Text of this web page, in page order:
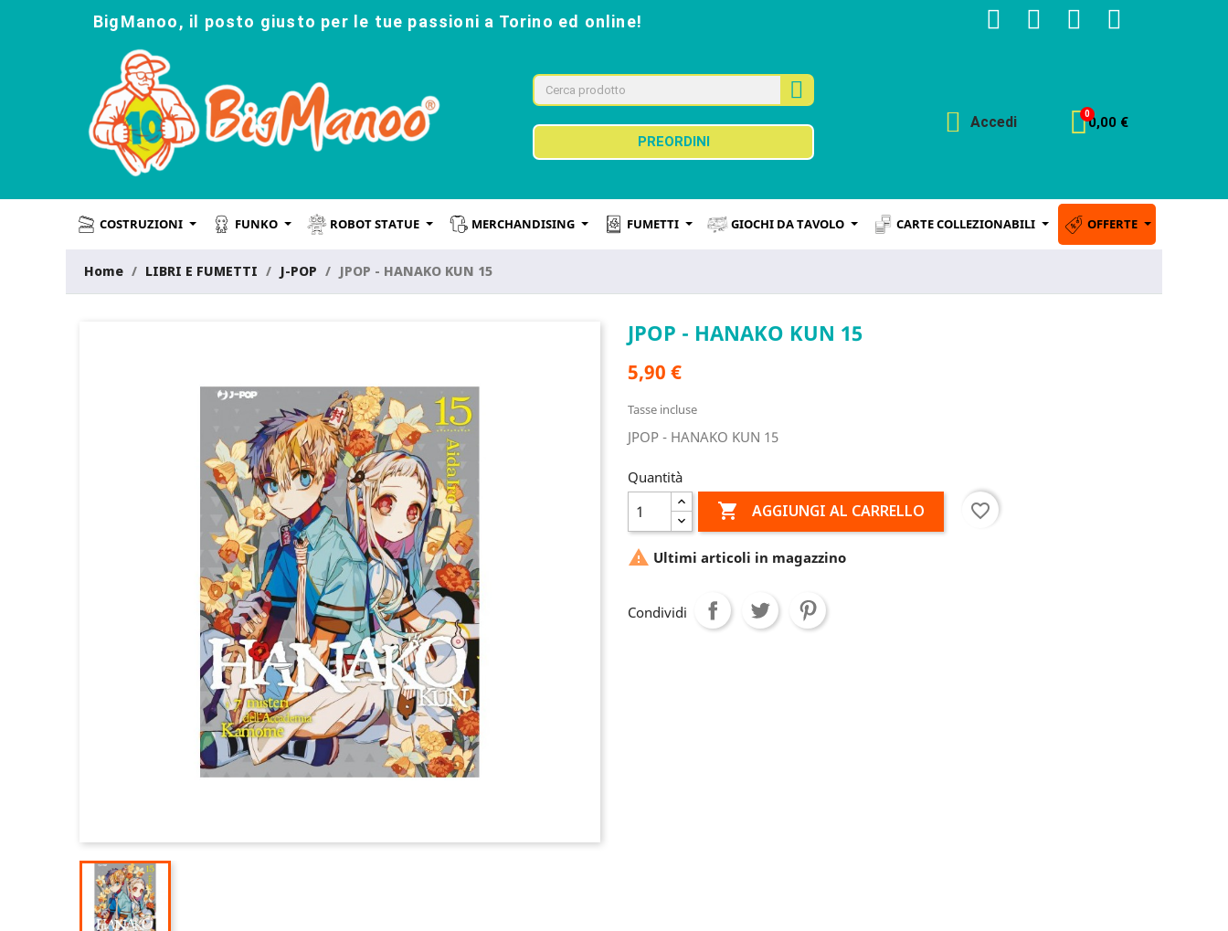
BigManoo, il posto giusto per le tue passioni a Torino ed online!
PREORDINI
Accedi 0,00 €
COSTRUZIONI FUNKO ROBOT STATUE MERCHANDISING FUMETTI GIOCHI DA TAVOLO CARTE COLLEZIONABILI OFFERTE
Home LIBRI E FUMETTI J-POP JPOP - HANAKO KUN 15
JPOP - HANAKO KUN 15
5,90 €
Tasse incluse
JPOP - HANAKO KUN 15
Quantità
 AGGIUNGI AL CARRELLO favorite_border
 Ultimi articoli in magazzino
Condividi